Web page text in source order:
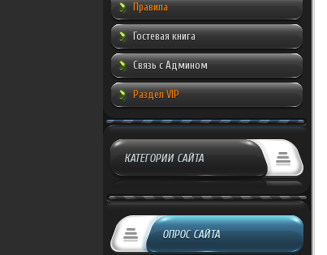
Правила
Гостевая книга
Связь с Админом
Раздел VIP
КАТЕГОРИИ САЙТА
ОПРОС САЙТА